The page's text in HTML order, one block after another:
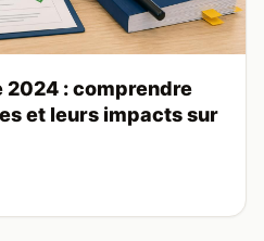
: comprendre
et leurs impacts sur